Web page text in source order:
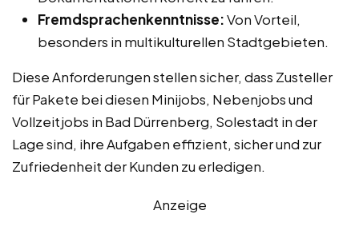
Fremdsprachenkenntnisse:Von Vorteil,
besonders in multikulturellen Stadtgebieten.
Diese Anforderungen stellen sicher, dass Zusteller
für Pakete bei diesen Minijobs, Nebenjobs und
Vollzeitjobs in Bad Dürrenberg, Solestadt in der
Lage sind, ihre Aufgaben effizient, sicher und zur
Zufriedenheit der Kunden zu erledigen.
Anzeige